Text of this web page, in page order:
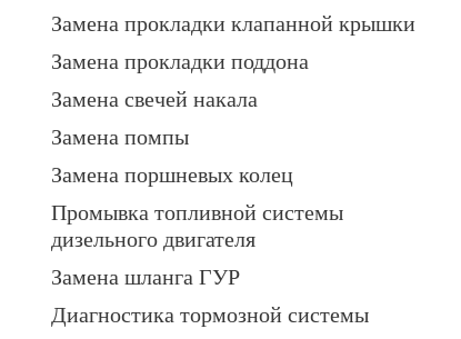
Замена прокладки клапанной крышки
Замена прокладки поддона
Замена свечей накала
Замена помпы
Замена поршневых колец
Промывка топливной системы
дизельного двигателя
Замена шланга ГУР
Диагностика тормозной системы